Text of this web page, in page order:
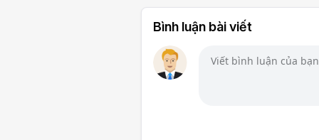
Bình luận bài viết